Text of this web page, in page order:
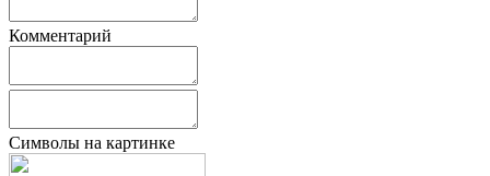
Комментарий
Символы на картинке